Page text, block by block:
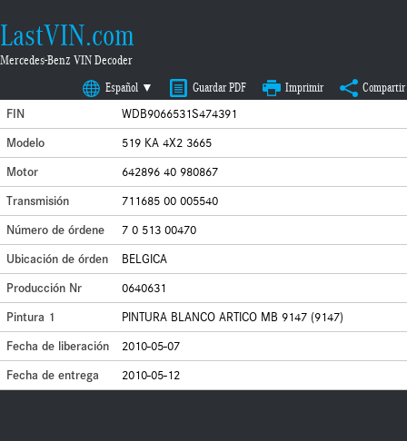
LastVIN.com
Mercedes-Benz VIN Decoder
Español ▼ Guardar PDF Imprimir Compartir
FIN
WDB9066531S474391
Modelo
519 KA 4X2 3665
Motor
642896 40 980867
Transmisión
711685 00 005540
Número de órdene
7 0 513 00470
Ubicación de órden
BELGICA
Producción Nr
0640631
Pintura 1
PINTURA BLANCO ARTICO MB 9147 (9147)
Fecha de liberación
2010-05-07
Fecha de entrega
2010-05-12